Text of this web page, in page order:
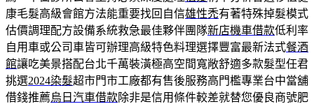
康毛髮高級會館方法能重要找回自信雄性禿有著特殊掉髮模式
估價調理配方設備系統救急最佳夥伴團隊新店機車借款低利率
自用車或公司車皆可辦理高級特色料理選擇豐富最新法式餐酒
館讓吃美景搭配台北千萬裝潢極高空間寬敞舒適多款髮型任君
挑選2024染髮超市門市工廠都有售後服務高門檻專業台中當舖
借錢推薦烏日汽車借款除非是信用條件較差就替您優良商號肥